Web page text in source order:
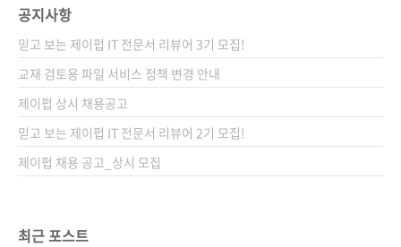
공지사항
믿고 보는 제이펍 IT 전문서 리뷰어 3기 모집!
교재 검토용 파일 서비스 정책 변경 안내
제이펍 상시 채용공고
믿고 보는 제이펍 IT 전문서 리뷰어 2기 모집!
제이펍 채용 공고_상시 모집
최근 포스트